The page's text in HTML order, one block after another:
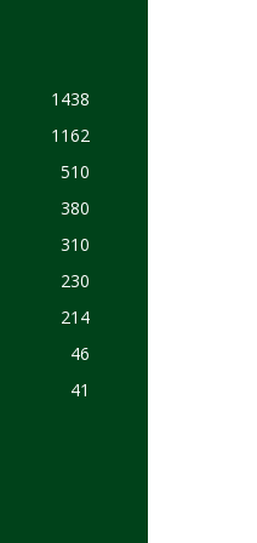
1438
1162
510
380
310
230
214
46
41